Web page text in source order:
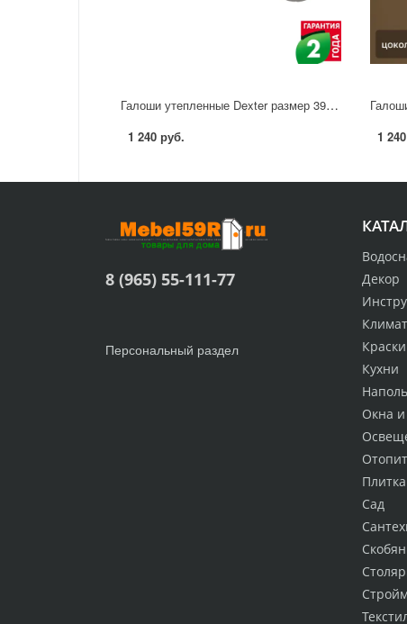
Галоши утепленные Dexter размер 39 цвет светло-серый
1 240 руб. 1
Декор
Краски
Кухни
Окна
Плитка
Сад
8 (965) 55-111-77
Персональный раздел